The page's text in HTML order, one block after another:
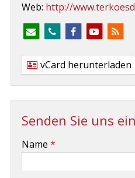
Web: http://
vCard herunterladen
Senden Sie uns
Name *